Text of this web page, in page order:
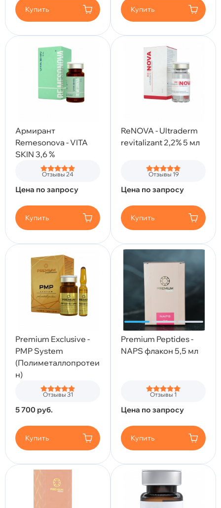
Купить Купить
Армирант
Remesonova - VITA
SKIN 3,6 %
Отзывы 24
Цена по запросу
Купить
ReNOVA - Ultraderm
revitalizant 2,2% 5 мл
Отзывы 19
Цена по запросу
Купить
Premium Exclusive -
PMP System
(Полиметаллопротеи
н)
Отзывы 31
5 700 руб.
Купить
Premium Peptides -
NAPS флакон 5,5 мл
Отзывы 1
Цена по запросу
Купить